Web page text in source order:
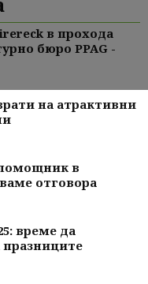
в прохода
бюро PPAG -
на атрактивни
в
отговора
време да